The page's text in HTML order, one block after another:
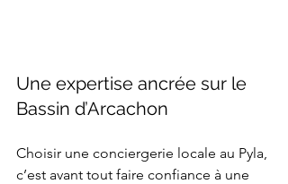
Une expertise ancrée sur le
Bassin d’Arcachon
Choisir une conciergerie locale au Pyla,
c’est avant tout faire confiance à une